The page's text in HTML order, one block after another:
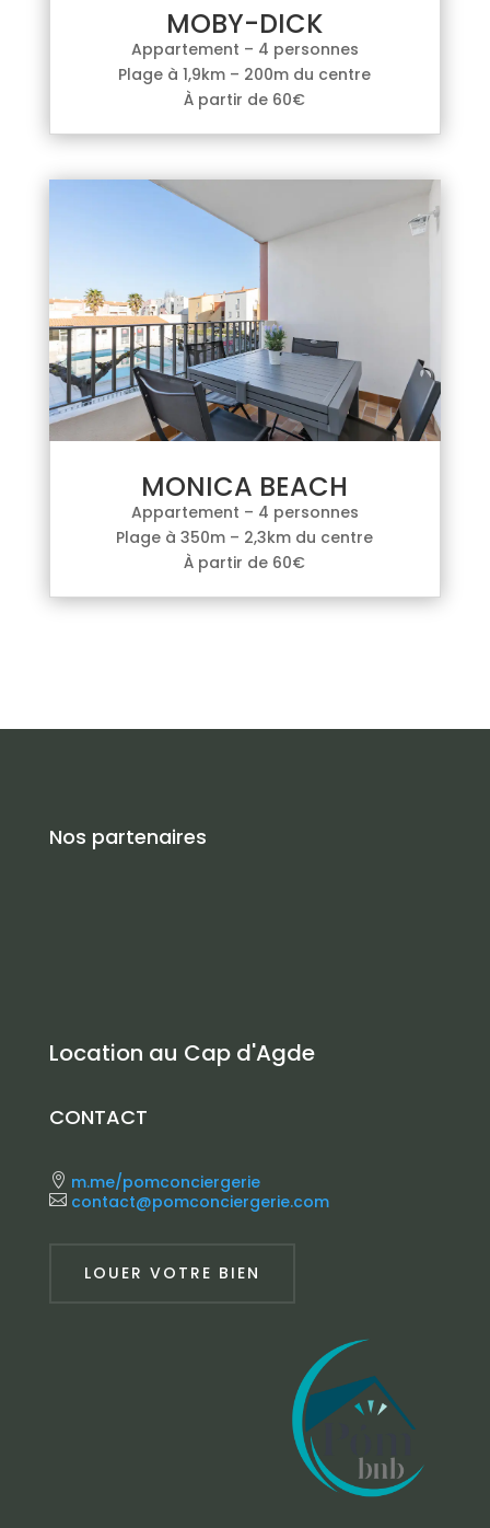
MOBY-DICK
Appartement – 4 personnes
Plage à 1,9km – 200m du centre
À partir de 60€
MONICA BEACH
Appartement – 4 personnes
Plage à 350m – 2,3km du centre
À partir de 60€
Nos partenaires
CONTACT
m.me/pomconciergerie
 contact@pomconciergerie.com
LOUER VOTRE BIEN